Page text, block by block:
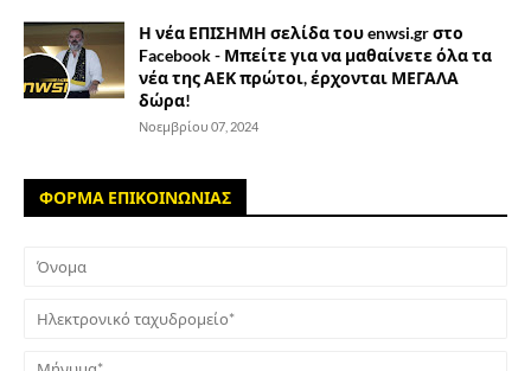
Η νέα ΕΠΙΣΗΜΗ σελίδα του enwsi.gr στο
Facebook - Μπείτε για να μαθαίνετε όλα τα
νέα της ΑΕΚ πρώτοι, έρχονται ΜΕΓΑΛΑ
δώρα!
Νοεμβρίου 07, 2024
ΦΟΡΜΑ ΕΠΙΚΟΙΝΩΝΙΑΣ